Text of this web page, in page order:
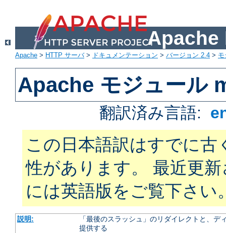
Apache
Apache > HTTP サーバ> ドキュメンテーション > バージョン 2.4 >
Apache モジュール
翻訳済み言語:
この日本語訳はすでに古
性があります。 最近更
には英語版をご覧下さい
説明:
「最後のスラッシュ」のリダイレクトと、
提供する